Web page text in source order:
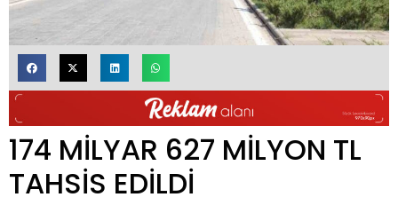
174 MİLYAR 627 MİLYON TL
TAHSİS EDİLDİ